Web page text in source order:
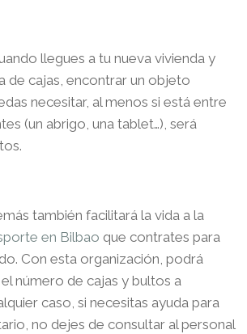
llegues a tu nueva vivienda y
de cajas, encontrar un objeto
necesitar, al menos si está entre
(un abrigo, una tablet…), será
también facilitará la vida a la
en Bilbao que contrates para
Con esta organización, podrá
número de cajas y bultos a
caso, si necesitas ayuda para
no dejes de consultar al personal